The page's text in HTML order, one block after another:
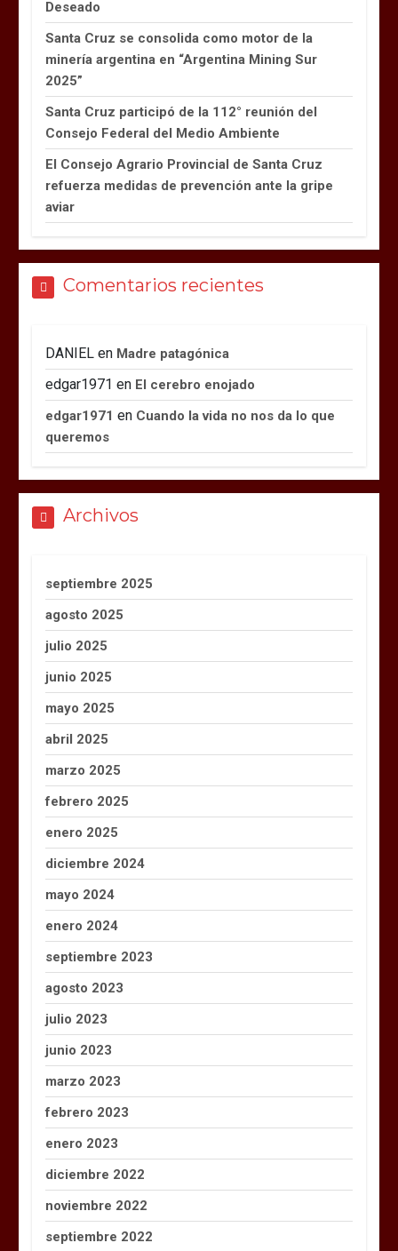
Deseado
Santa Cruz se consolida como motor de la
minería argentina en “Argentina Mining Sur
2025”
Santa Cruz participó de la 112° reunión del
Consejo Federal del Medio Ambiente
El Consejo Agrario Provincial de Santa Cruz
refuerza medidas de prevención ante la gripe
aviar
Comentarios recientes
DANIEL en Madre patagónica
edgar1971 en El cerebro enojado
edgar1971 en Cuando la vida no nos da lo que
queremos
Archivos
septiembre 2025
agosto 2025
julio 2025
junio 2025
mayo 2025
abril 2025
marzo 2025
febrero 2025
enero 2025
diciembre 2024
mayo 2024
enero 2024
septiembre 2023
agosto 2023
julio 2023
junio 2023
marzo 2023
febrero 2023
enero 2023
diciembre 2022
noviembre 2022
septiembre 2022